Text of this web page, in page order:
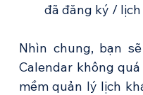
đã đăng ký /
Nhìn chung, bạn
Calendar không
mềm quản lý lịch